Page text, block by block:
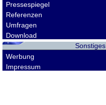
Pressespiegel
Referenzen
Umfragen
Download
Sonstiges
Werbung
Impressum